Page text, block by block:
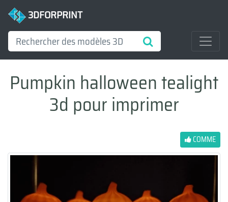
3DFORPRINT
Pumpkin halloween tealight
3d pour imprimer
COMME